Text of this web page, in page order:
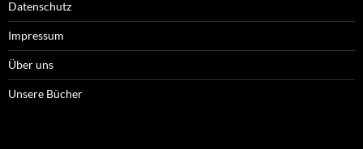
Datenschutz
Impressum
Über uns
Unsere Bücher